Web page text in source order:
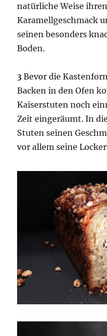
natürliche Weise
Karamellgeschmack
seinen besonders
Boden.
3 Bevor die
Backen in den Ofen
Kaiserstuten noch
Zeit eingeräumt. In
Stuten seinen
vor allem seine